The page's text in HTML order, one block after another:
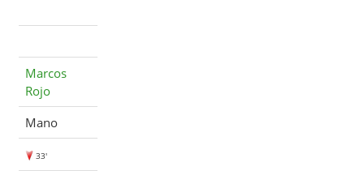
Marcos
Rojo
Mano
33'